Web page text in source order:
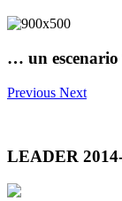
… un escenario
Previous Next
LEADER